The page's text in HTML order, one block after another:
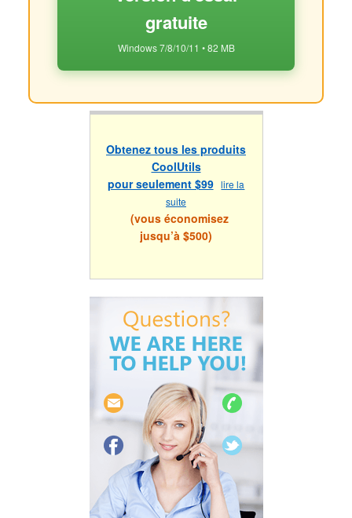
gratuite
Windows 7/8/10/11 • 82 MB
Obtenez tous les produits
CoolUtils
pour seulement $99 lire la
suite
(vous économisez
jusqu’à $500)